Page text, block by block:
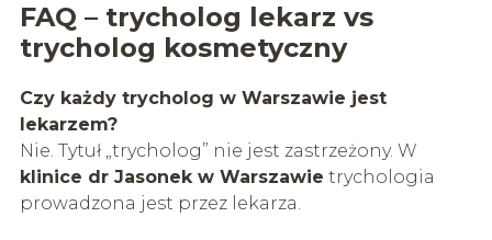
FAQ – trycholog lekarz vs
trycholog kosmetyczny
Czy każdy trycholog w Warszawie jest
lekarzem?
Nie. Tytuł „trycholog” nie jest zastrzeżony. W
klinice dr Jasonek w Warszawie trychologia
prowadzona jest przez lekarza.